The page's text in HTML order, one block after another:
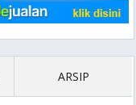
ARSIP